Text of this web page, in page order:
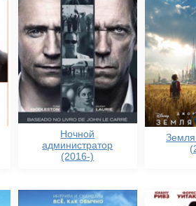
Ночной
администратор
(2016-)